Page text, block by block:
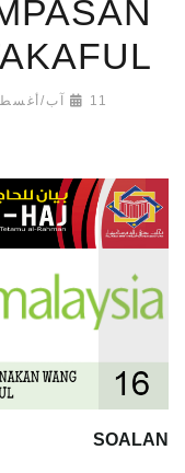
11 آب/أغسطس 2017
SOALAN